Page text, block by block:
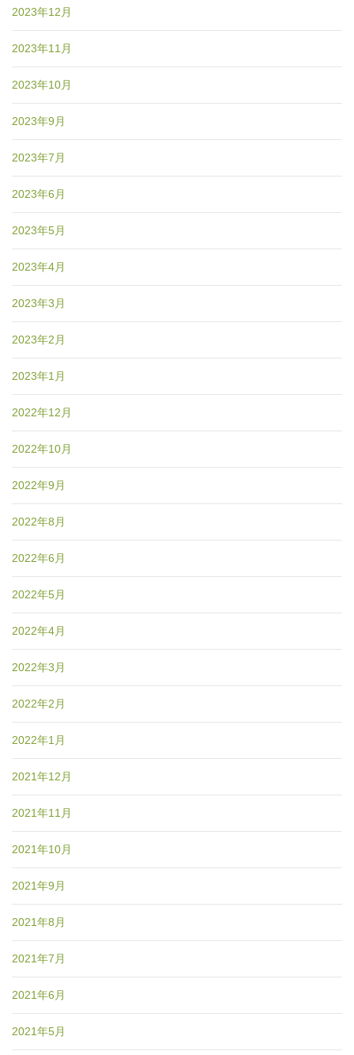
2023年12月
2023年11月
2023年10月
2023年9月
2023年7月
2023年6月
2023年5月
2023年4月
2023年3月
2023年2月
2023年1月
2022年12月
2022年10月
2022年9月
2022年8月
2022年6月
2022年5月
2022年4月
2022年3月
2022年2月
2022年1月
2021年12月
2021年11月
2021年10月
2021年9月
2021年8月
2021年7月
2021年6月
2021年5月